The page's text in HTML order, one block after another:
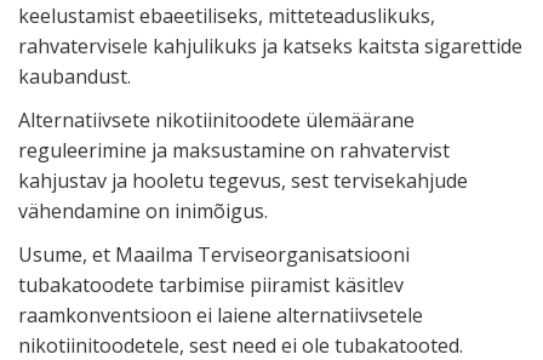
keelustamist ebaeetiliseks, mitteteaduslikuks,
rahvatervisele kahjulikuks ja katseks kaitsta sigarettide
kaubandust.
Alternatiivsete nikotiinitoodete ülemäärane
reguleerimine ja maksustamine on rahvatervist
kahjustav ja hooletu tegevus, sest tervisekahjude
vähendamine on inimõigus.
Usume, et Maailma Terviseorganisatsiooni
tubakatoodete tarbimise piiramist käsitlev
raamkonventsioon ei laiene alternatiivsetele
nikotiinitoodetele, sest need ei ole tubakatooted.